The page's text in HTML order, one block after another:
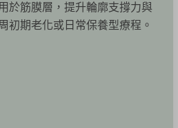
於筋膜層，提升輪廓支撐力與
初期老化或日常保養型療程。